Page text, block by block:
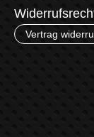
Vertrag